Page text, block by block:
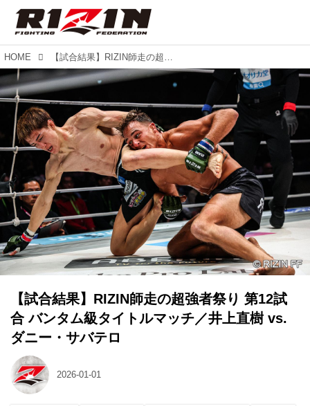
HOME 【試合結果】RIZIN師走の超強者祭り 第12試合 バンタム級タイトルマッチ／井上直樹 vs. ダニー・サバテロ
【試合結果】RIZIN師走の超強者祭り 第12試
合 バンタム級タイトルマッチ／井上直樹 vs.
ダニー・サバテロ
2026-01-01